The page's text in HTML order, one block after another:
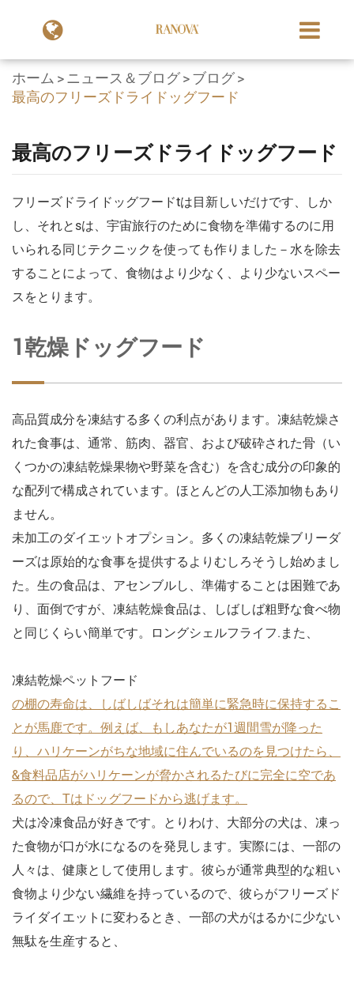
ホーム ニュース＆ブログ
ブログ
最高のフリーズドライドッグフード
最高のフリーズドライドッグフード
フリーズドライドッグフードtは目新しいだけです、しか
し、それとsは、宇宙旅行のために食物を準備するのに用
いられる同じテクニックを使っても作りました－水を除去
することによって、食物はより少なく、より少ないスペー
スをとります。
1乾燥ドッグフード
高品質成分を凍結する多くの利点があります。凍結乾燥さ
れた食事は、通常、筋肉、器官、および破砕された骨（い
くつかの凍結乾燥果物や野菜を含む）を含む成分の印象的
な配列で構成されています。ほとんどの人工添加物もあり
ません。
未加工のダイエットオプション。多くの凍結乾燥ブリーダ
ーズは原始的な食事を提供するよりむしろそうし始めまし
た。生の食品は、アセンブルし、準備することは困難であ
り、面倒ですが、凍結乾燥食品は、しばしば粗野な食べ物
と同じくらい簡単です。ロングシェルフライフ.また、
凍結乾燥ペットフード
の棚の寿命は、しばしばそれは簡単に緊急時に保持するこ
とが馬鹿です。例えば、もしあなたが1週間雪が降った
り、ハリケーンがちな地域に住んでいるのを見つけたら、
&食料品店がハリケーンが脅かされるたびに完全に空であ
るので、Tはドッグフードから逃げます。
犬は冷凍食品が好きです。とりわけ、大部分の犬は、凍っ
た食物が口が水になるのを発見します。実際には、一部の
人々は、健康として使用します。彼らが通常典型的な粗い
食物より少ない繊維を持っているので、彼らがフリーズド
ライダイエットに変わるとき、一部の犬がはるかに少ない
無駄を生産すると、